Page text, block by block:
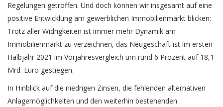
Regelungen getroffen. Und doch können wir insgesamt auf eine
positive Entwicklung am gewerblichen Immobilienmarkt blicken:
Trotz aller Widrigkeiten ist immer mehr Dynamik am
Immobilienmarkt zu verzeichnen, das Neugeschäft ist im ersten
Halbjahr 2021 im Vorjahresvergleich um rund 6 Prozent auf 18,1
Mrd. Euro gestiegen.
In Hinblick auf die niedrigen Zinsen, die fehlenden alternativen
Anlagemöglichkeiten und den weiterhin bestehenden